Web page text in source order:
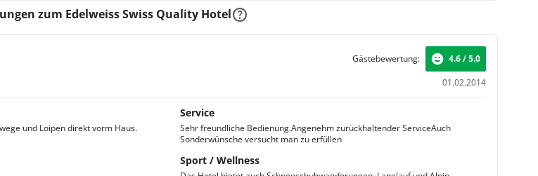
zum Edelweiss Swiss Quality Hotel
01.02.2014
Gästebewertung: 4.6 / 5.0
und Loipen direkt vorm Haus.
Service
Sehr freundliche Bedienung.Angenehm zurückhaltender ServiceAuch
Sonderwünsche versucht man zu erfüllen
Sport / Wellness